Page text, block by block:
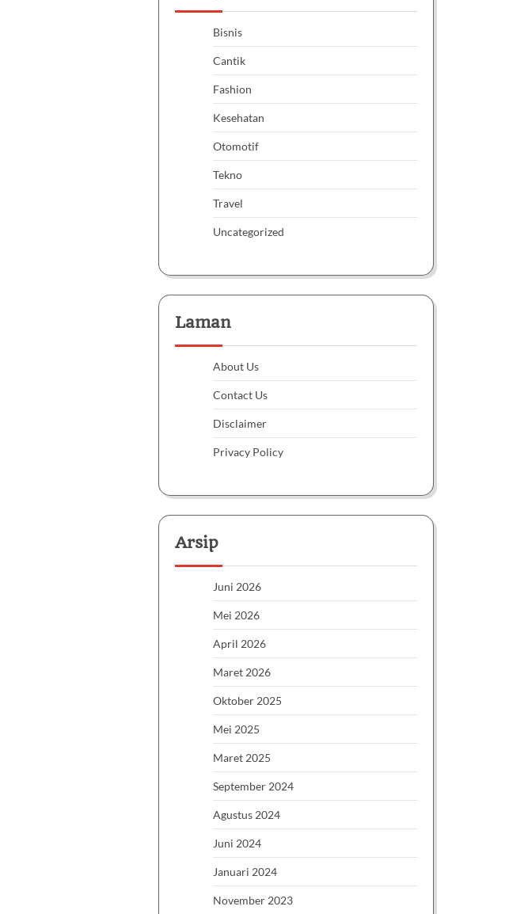
Bisnis
Cantik
Fashion
Kesehatan
Otomotif
Tekno
Travel
Uncategorized
Laman
About Us
Contact Us
Disclaimer
Privacy Policy
Arsip
Juni 2026
Mei 2026
April 2026
Maret 2026
Oktober 2025
Mei 2025
Maret 2025
September 2024
Agustus 2024
Juni 2024
Januari 2024
November 2023